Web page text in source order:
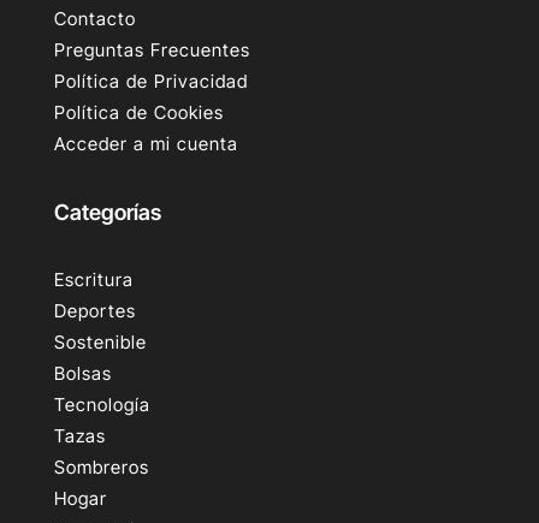
Contacto
Preguntas Frecuentes
Política de Privacidad
Política de Cookies
Acceder a mi cuenta
Categorías
Escritura
Deportes
Sostenible
Bolsas
Tecnología
Tazas
Sombreros
Hogar